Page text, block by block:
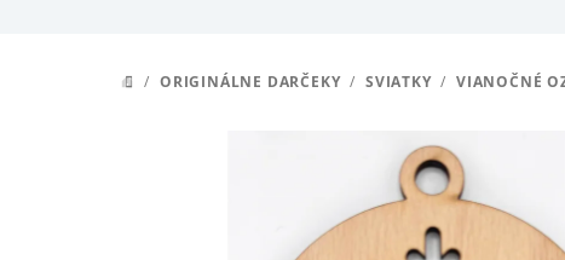
DOMOV
/ ORIGINÁLNE DARČEKY / SVIATKY / VIANOČNÉ